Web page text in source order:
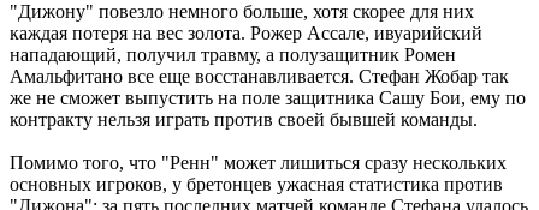
"Дижону" повезло немного больше, хотя скорее для них
каждая потеря на вес золота. Рожер Ассале, ивуарийский
нападающий, получил травму, а полузащитник Ромен
Амальфитано все еще восстанавливается. Стефан Жобар так
же не сможет выпустить на поле защитника Сашу Бои, ему по
контракту нельзя играть против своей бывшей команды.
Помимо того, что "Ренн" может лишиться сразу нескольких
основных игроков, у бретонцев ужасная статистика против